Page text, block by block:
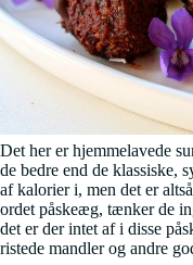
Det her er hjemmelavede
de bedre end de klassiske,
af kalorier i, men det er
ordet påskeæg, tænker de
det er der intet af i disse
ristede mandler og andre